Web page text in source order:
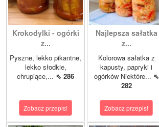
Krokodylki - ogórki
z...
Pyszne, lekko pikantne,
lekko słodkie,
chrupiące,... ⇖ 286
Zobacz przepis!
Najlepsza sałatka
z...
Kolorowa sałatka z
kapusty, papryki i
ogórków Niektóre... ⇖
282
Zobacz przepis!